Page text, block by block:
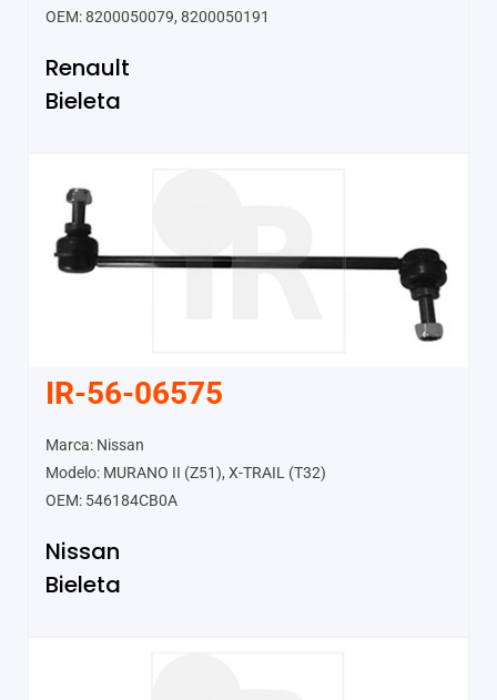
OEM: 8200050079, 8200050191
Renault
Bieleta
IR-56-06575
Marca: Nissan
Modelo: MURANO II (Z51), X-TRAIL (T32)
OEM: 546184CB0A
Nissan
Bieleta